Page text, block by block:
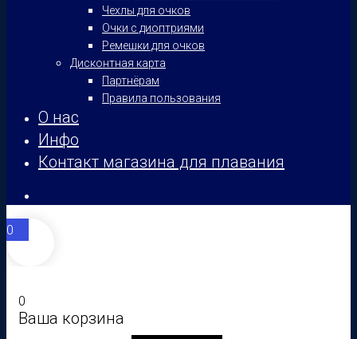
Чехлы для очков
Очки с диоптриями
Ремешки для очков
Дисконтная карта
Партнёрам
Правила пользования
О нас
Инфо
Контакт магазина для плавания
0
0
Ваша корзина